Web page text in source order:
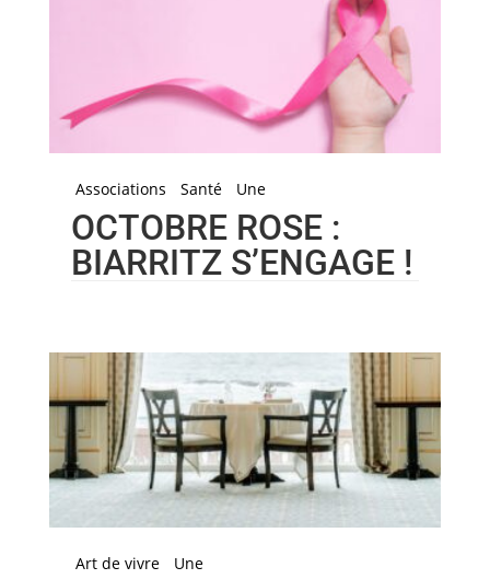
Associations Santé Une
OCTOBRE ROSE :
BIARRITZ S’ENGAGE !
Art de vivre Une